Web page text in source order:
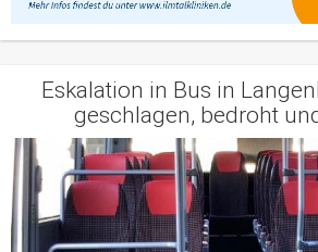
Eskalation in Bus in
geschlagen, bedroht